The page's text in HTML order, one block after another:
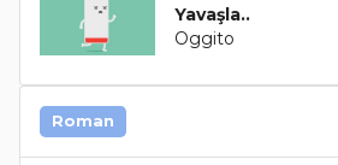
Yavaşla..
Oggito
Roman